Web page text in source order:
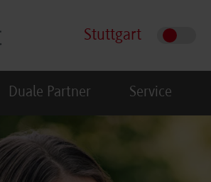
Stuttgart
Duale Partner Service